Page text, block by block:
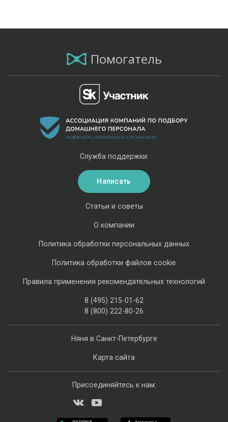
Помогатель
Няня в Санкт-Петербурге
Карта сайта
Статьи и советы
О компании
Политика обработки персональных данных
Политика обработки файлов cookie
Правила применения рекомендательных технологий
8 (495) 215-01-62
8 (800) 222-80-26
Служба поддержки:
Написать
Присоединяйтесь к нам: